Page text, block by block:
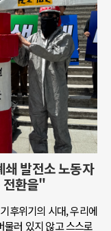
쇄 발전소 노동자
전환을"
후위기의 시대, 우리에
물러 있지 않고 스스로